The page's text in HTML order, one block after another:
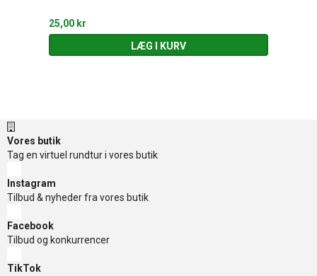
25,00 kr
LÆG I KURV
Vores butik
Tag en virtuel rundtur i vores butik
Instagram
Tilbud & nyheder fra vores butik
Facebook
Tilbud og konkurrencer
TikTok